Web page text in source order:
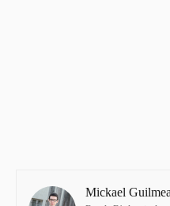
Mickael